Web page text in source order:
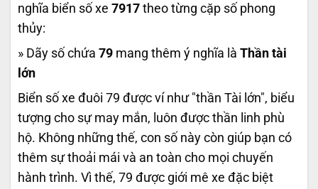
nghĩa biển số xe 7917 theo từng cặp số phong
thủy:
» Dãy số chứa 79 mang thêm ý nghĩa là Thần tài
lớn
Biển số xe đuôi 79 được ví như "thần Tài lớn", biểu
tượng cho sự may mắn, luôn được thần linh phù
hộ. Không những thế, con số này còn giúp bạn có
thêm sự thoải mái và an toàn cho mọi chuyến
hành trình. Vì thế, 79 được giới mê xe đặc biệt